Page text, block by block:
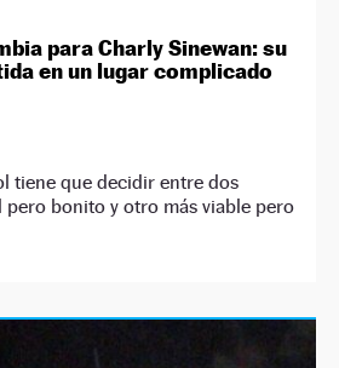
para Charly Sinewan: su
en un lugar complicado
tiene que decidir entre dos
bonito y otro más viable pero